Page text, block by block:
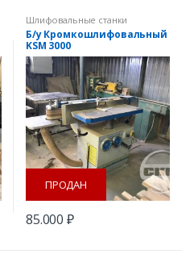
Шлифовальные станки
Б/у Кромкошлифовальный
KSM 3000
ПРОДАН
85.000₽